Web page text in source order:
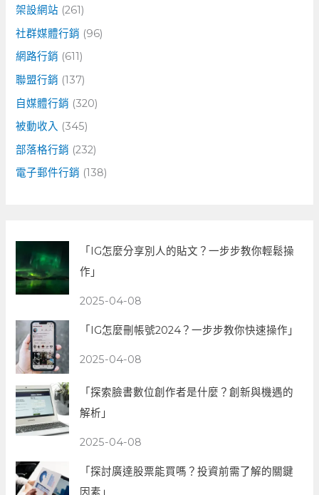
架設網站 (261)
社群媒體行銷 (96)
網路行銷 (611)
聯盟行銷 (137)
自媒體行銷 (320)
被動收入 (345)
部落格行銷 (232)
電子郵件行銷 (138)
「IG怎麼分享別人的貼文？一步步教你輕鬆操
作」
2025-04-08
「IG怎麼刪帳號2024？一步步教你快速操作」
2025-04-08
「探索臉書數位創作者是什麼？創新與機遇的
解析」
2025-04-08
「探討廣達股票能買嗎？投資前需了解的關鍵
因素」